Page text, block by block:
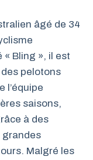
âgé de 34
Bling », il est
pelotons
l’équipe
saisons,
à des
grandes
Malgré les